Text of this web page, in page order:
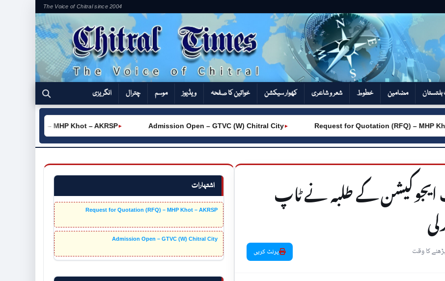
The Voice of Chitral since 2004
مضامین خطوط شعر و شاعری کھوار سیکشن‎ خواتین کا صفحہ ویڈیوز موسم چترال انگریزی
►
(RFQ) – MHP Khot – AKRSP Request for Quotation (RFQ) – MHP Khot
►
Admission Open – GTVC (W) Chitral City
اشتہارات
Request for Quotation (RFQ) – MHP Khot – AKRSP
Admission Open – GTVC (W) Chitral City
ایجوکیشن کے طلبہ نے ٹاپ
پرنٹ کریں